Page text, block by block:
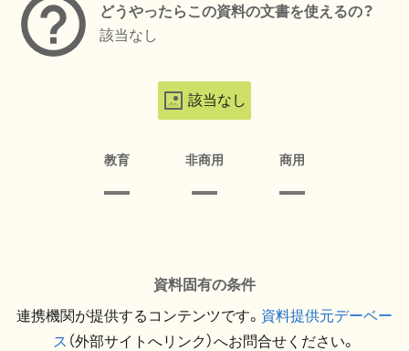
どうやったらこの資料の文書を使えるの？
該当なし
該当なし
教育 非商用 商用
資料固有の条件
連携機関が提供するコンテンツです。 資料提供元デーベー
ス （外部サイトへリンク）へお問合せください。